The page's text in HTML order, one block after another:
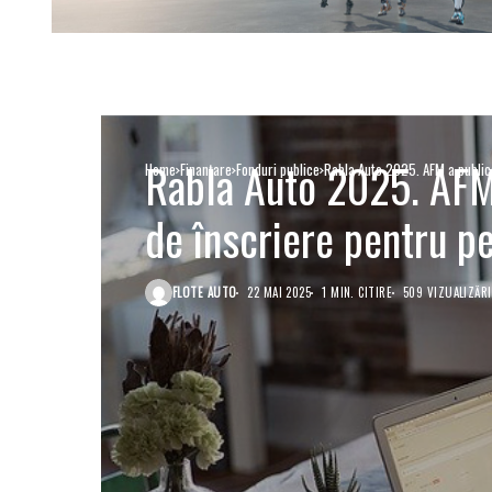
Home Finanţare Fonduri publice Rabla Auto 2025. AFM a
Rabla Auto 2025.
de înscriere pentru
FLOTE AUTO 22 MAI 2025 1 MIN. CITIRE 509 VIZUALIZĂRI